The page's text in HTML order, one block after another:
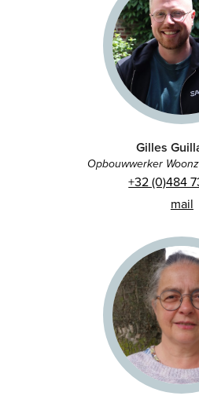
Gilles
Opbouwwerker
+32 (0)484
mail